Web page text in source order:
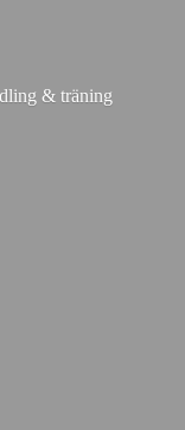
& träning